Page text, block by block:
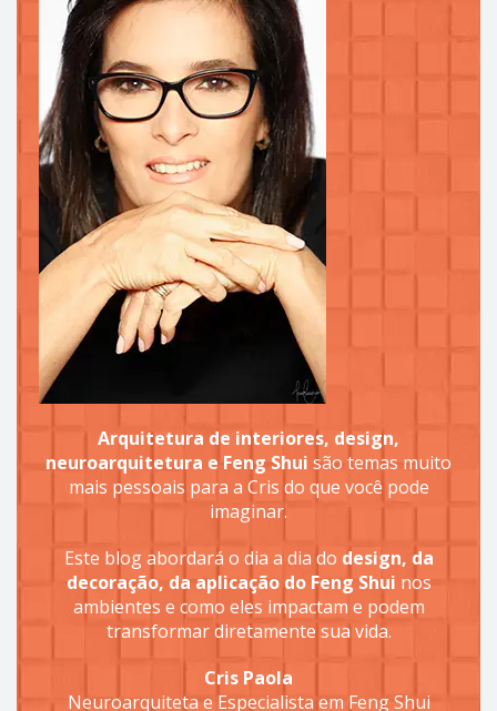
Arquitetura de interiores, design,
neuroarquitetura e Feng Shui são temas muito
mais pessoais para a Cris do que você pode
imaginar.
Este blog abordará o dia a dia do design, da
decoração, da aplicação do Feng Shui nos
ambientes e como eles impactam e podem
transformar diretamente sua vida.
Cris Paola
Neuroarquiteta e Especialista em Feng Shui